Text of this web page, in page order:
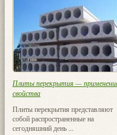
Плиты перекрытия —
свойства
Плиты перекрытия представляют
собой распространенные на
сегодняшний день ...